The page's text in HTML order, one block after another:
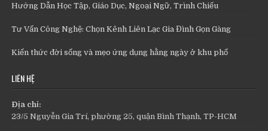
Hướng Dẫn Học Tập, Giáo Dục, Ngoại Ngữ, Trình Chiếu
Tư Vấn Công Nghệ: Chọn Kênh Liên Lạc Gia Đình Gọn Gàng
Kiến thức đời sống và mẹo ứng dụng hằng ngày ở khu phố
LIÊN HỆ
Địa chỉ:
23/5 Nguyễn Gia Trí, phường 25, quận Bình Thạnh, TP-HCM